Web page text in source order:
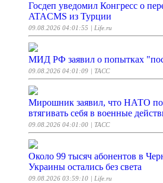
Госдеп уведомил Конгресс о
ATACMS из Турции
09.08.2026 04:01:55 | Life.ru
МИД РФ заявил о попытках
09.08.2026 04:01:09 | ТАСС
Мирошник заявил, что НАТО
втягивать себя в военные
09.08.2026 04:01:00 | ТАСС
Около 99 тысяч абонентов в
Украины остались без света
09.08.2026 03:59:10 | Life.ru